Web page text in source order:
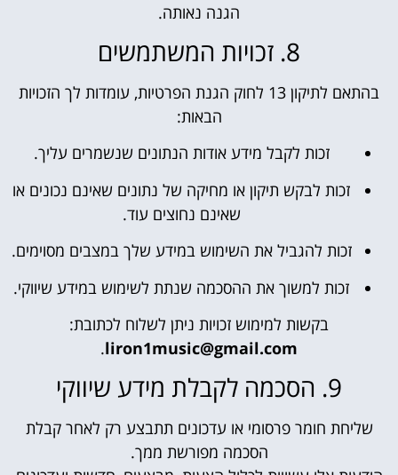
הגנה נאותה.
8. זכויות המשתמשים
בהתאם לתיקון 13 לחוק הגנת הפרטיות, עומדות לך הזכויות
הבאות:
זכות לקבל מידע אודות הנתונים שנשמרים עליך.
זכות לבקש תיקון או מחיקה של נתונים שאינם נכונים או
שאינם נחוצים עוד.
זכות להגביל את השימוש במידע שלך במצבים מסוימים.
זכות למשוך את ההסכמה שנתת לשימוש במידע שיווקי.
בקשות למימוש זכויות ניתן לשלוח לכתובת:
liron1music@gmail.com
.
9. הסכמה לקבלת מידע שיווקי
שליחת חומר פרסומי או עדכונים תתבצע רק לאחר קבלת
הסכמה מפורשת ממך.